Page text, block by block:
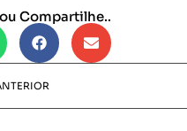
Compartilhe..